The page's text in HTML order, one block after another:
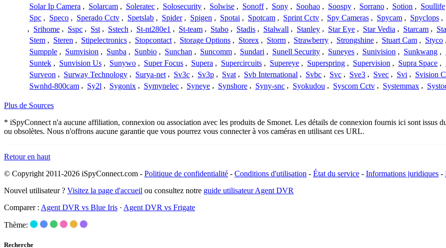
Solar Ip Camera , Solarcam , Soleratec , Solosecurity , Solwise , Sonoff , Sony , Soohao , Soospy , Sorrano , Sotion , Soullife
Spc , Speco , Sperado Cctv , Spetslab , Spider , Spigen , Spotai , Spotcam , Sprint Cctv , Spy Cameras , Spycam , Spyclops ,
, Srihome , Sspc , Sst , Sstech , St-nt280e1 , St-team , Stabo , Stadis , Stalwall , Stanley , Star Eye , Star Vedia , Starcam ,
Stem , Steren , Stipelectronics , Stopcontact , Storage Options , Storex , Storm , Strawberry , Strongshine , Stuart Cam , Styco ,
Sumpple , Sumvision , Sunba , Sunbio , Sunchan , Suncomm , Sundari , Sunell Security , Suneyes , Sunivision , Sunkwang ,
Suntek , Sunvision Us , Sunywo , Super Focus , Supera , Supercircuits , Supereye , Superspring , Supervision , Supra Space ,
Surveon , Surway Technology , Surya-net , Sv3c , Sv3p , Svat , Svb International , Svbc , Svc , Sve3 , Svec , Svi , Svision
Swnhd-800cam , Sy2l , Sygonix , Symynelec , Syneye , Synshore , Syny-snc , Syokudou , Syscom Cctv , Systemmax ,
Plus de Sources
* iSpyConnect n'a aucune affiliation, connexion ou association avec les produits de Smonet. Les détails de connexion fournis ici sont issus
ou obsolètes. Nous n'offrons aucune garantie que vous pourrez vous connecter à vos caméras en utilisant ces URL.
Retour en haut
© Copyright 2011-2026 iSpyConnect.com - Politique de confidentialité - Conditions d'utilisation - État du service - Informations juridiques -
Nouvel utilisateur ? Visitez la page d'accueil ou consultez notre guide utilisateur Agent DVR
Comparer : Agent DVR vs Blue Iris · Agent DVR vs Frigate
Thème:
Recherche